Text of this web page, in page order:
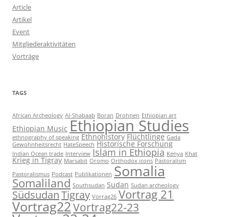
Article
Artikel
Event
Mitgliederaktivitäten
Vorträge
TAGS
African Archeology Al-Shabaab Boran Drohnen Ethiopian art
Ethiopian Music Ethiopian Studies
ethnography of speaking Ethnohistory Flüchtlinge Gada
Gewohnheitsrecht HateSpeech Historische Forschung
Indian Ocean trade Interview Islam in Ethiopia Kenya Khat
Krieg in Tigray Marsabit Oromo Orthodox icons Pastoralism
Pastoralismus Podcast Publikationen Somalia
Somaliland Southsudan Sudan Sudan archeology
SüdsudanTigray Vorrag26 Vortrag 21
Vortrag22Vortrag22-23